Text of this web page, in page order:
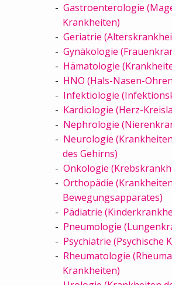
Gastroenterologie
Krankheiten)
Geriatrie
Gynäkologie
Hämatologie
HNO (Hals-Nasen-
Infektiologie
Kardiologie (Herz-
Nephrologie
Neurologie
des Gehirns)
Onkologie
Orthopädie
Bewegungsapparates)
Pädiatrie
Pneumologie
Psychiatrie (Psychische
Rheumatologie
Krankheiten)